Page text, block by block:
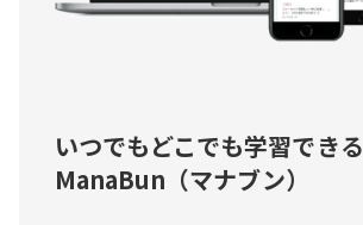
いつでもどこでも学習できる
ManaBun（マナブン）